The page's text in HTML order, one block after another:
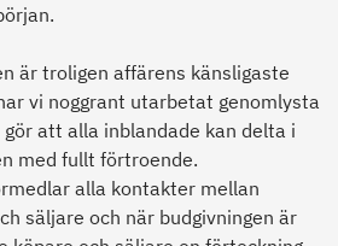
är troligen affärens känsligaste
vi noggrant utarbetat genomlysta
att alla inblandade kan delta i
med fullt förtroende.
alla kontakter mellan
säljare och när budgivningen är